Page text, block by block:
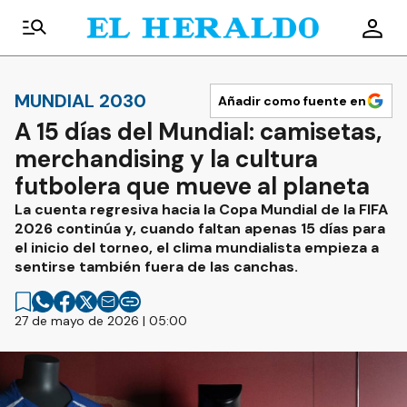
MUNDIAL 2030 Añadir como fuente en
A 15 días del Mundial: camisetas,
merchandising y la cultura
futbolera que mueve al planeta
La cuenta regresiva hacia la Copa Mundial de la FIFA
2026 continúa y, cuando faltan apenas 15 días para
el inicio del torneo, el clima mundialista empieza a
sentirse también fuera de las canchas.
27 de mayo de 2026 | 05:00